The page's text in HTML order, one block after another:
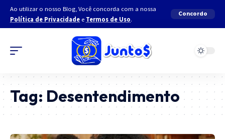
Ao utilizar o nosso Blog, Você concorda com a nossa
Política de Privacidade e Termos de Uso.
Concordo
Tag: Desentendimento